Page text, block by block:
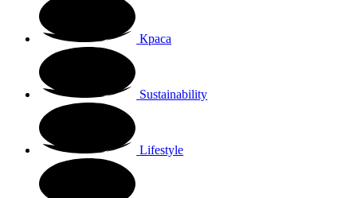
Краса
Sustainability
Lifestyle